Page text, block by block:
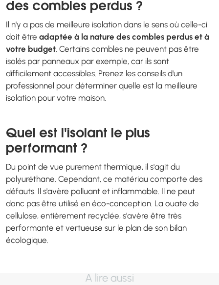
des combles perdus ?
Il n'y a pas de meilleure isolation dans le sens où celle-ci
doit être adaptée à la nature des combles perdus et à
votre budget. Certains combles ne peuvent pas être
isolés par panneaux par exemple, car ils sont
difficilement accessibles. Prenez les conseils d'un
professionnel pour déterminer quelle est la meilleure
isolation pour votre maison.
Quel est l'isolant le plus
performant ?
Du point de vue purement thermique, il s'agit du
polyuréthane. Cependant, ce matériau comporte des
défauts. Il s'avère polluant et inflammable. Il ne peut
donc pas être utilisé en éco-conception. La ouate de
cellulose, entièrement recyclée, s'avère être très
performante et vertueuse sur le plan de son bilan
écologique.
A lire aussi